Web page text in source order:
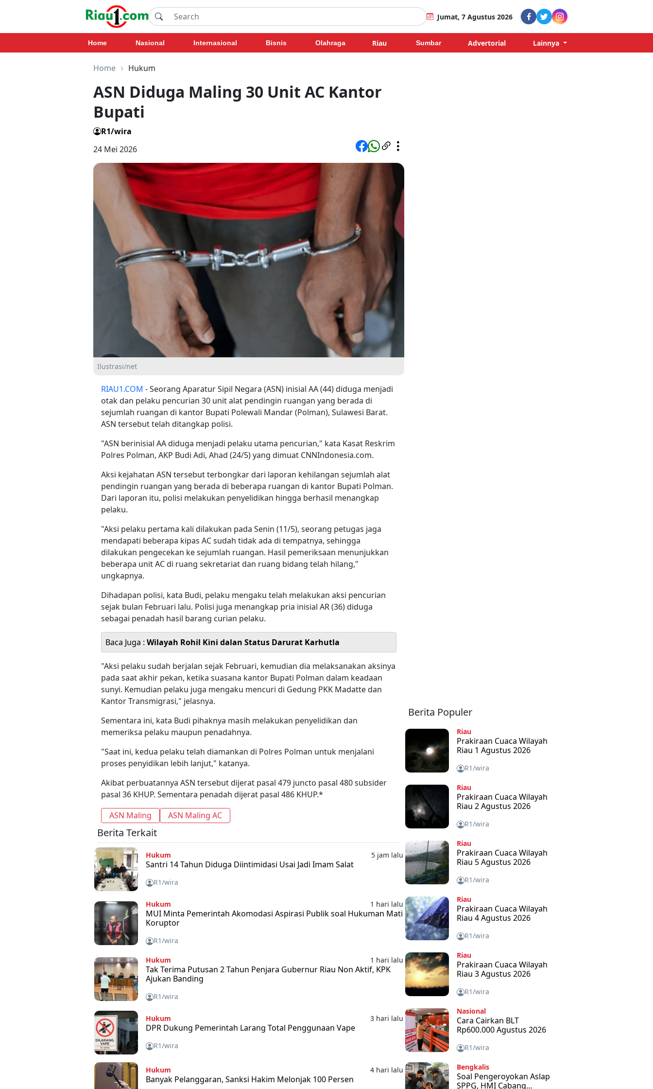
Jumat, 7 Agustus 2026
Home Nasional Internasional Bisnis Olahraga Riau Sumbar Advertorial Lainnya
Home Hukum
ASN Diduga Maling 30 Unit AC Kantor
Bupati
R1/wira
24 Mei 2026
Ilustrasi/net
RIAU1.COM - Seorang Aparatur Sipil Negara (ASN) inisial AA (44) diduga menjadi
otak dan pelaku pencurian 30 unit alat pendingin ruangan yang berada di
sejumlah ruangan di kantor Bupati Polewali Mandar (Polman), Sulawesi Barat.
ASN tersebut telah ditangkap polisi.
"ASN berinisial AA diduga menjadi pelaku utama pencurian," kata Kasat Reskrim
Polres Polman, AKP Budi Adi, Ahad (24/5) yang dimuat CNNIndonesia.com.
Aksi kejahatan ASN tersebut terbongkar dari laporan kehilangan sejumlah alat
pendingin ruangan yang berada di beberapa ruangan di kantor Bupati Polman.
Dari laporan itu, polisi melakukan penyelidikan hingga berhasil menangkap
pelaku.
"Aksi pelaku pertama kali dilakukan pada Senin (11/5), seorang petugas jaga
mendapati beberapa kipas AC sudah tidak ada di tempatnya, sehingga
dilakukan pengecekan ke sejumlah ruangan. Hasil pemeriksaan menunjukkan
beberapa unit AC di ruang sekretariat dan ruang bidang telah hilang,"
ungkapnya.
Dihadapan polisi, kata Budi, pelaku mengaku telah melakukan aksi pencurian
sejak bulan Februari lalu. Polisi juga menangkap pria inisial AR (36) diduga
sebagai penadah hasil barang curian pelaku.
Baca Juga : Wilayah Rohil Kini dalan Status Darurat Karhutla
"Aksi pelaku sudah berjalan sejak Februari, kemudian dia melaksanakan aksinya
pada saat akhir pekan, ketika suasana kantor Bupati Polman dalam keadaan
sunyi. Kemudian pelaku juga mengaku mencuri di Gedung PKK Madatte dan
Kantor Transmigrasi," jelasnya.
Sementara ini, kata Budi pihaknya masih melakukan penyelidikan dan
memeriksa pelaku maupun penadahnya.
"Saat ini, kedua pelaku telah diamankan di Polres Polman untuk menjalani
proses penyidikan lebih lanjut," katanya.
Akibat perbuatannya ASN tersebut dijerat pasal 479 juncto pasal 480 subsider
pasal 36 KHUP. Sementara penadah dijerat pasal 486 KHUP.*
ASN Maling
ASN Maling AC
Berita Terkait
Hukum 5 jam lalu
Santri 14 Tahun Diduga Diintimidasi Usai Jadi Imam Salat
R1/wira
Hukum 1 hari lalu
MUI Minta Pemerintah Akomodasi Aspirasi Publik soal Hukuman Mati
Koruptor
R1/wira
Hukum 1 hari lalu
Tak Terima Putusan 2 Tahun Penjara Gubernur Riau Non Aktif, KPK
Ajukan Banding
R1/wira
Hukum 3 hari lalu
DPR Dukung Pemerintah Larang Total Penggunaan Vape
R1/wira
Hukum 4 hari lalu
Banyak Pelanggaran, Sanksi Hakim Melonjak 100 Persen
Berita Populer
Riau
Prakiraan Cuaca Wilayah
Riau 1 Agustus 2026
R1/wira
Riau
Prakiraan Cuaca Wilayah
Riau 2 Agustus 2026
R1/wira
Riau
Prakiraan Cuaca Wilayah
Riau 5 Agustus 2026
R1/wira
Riau
Prakiraan Cuaca Wilayah
Riau 4 Agustus 2026
R1/wira
Riau
Prakiraan Cuaca Wilayah
Riau 3 Agustus 2026
R1/wira
Nasional
Cara Cairkan BLT
Rp600.000 Agustus 2026
R1/wira
Bengkalis
Soal Pengeroyokan Aslap
SPPG, HMI Cabang